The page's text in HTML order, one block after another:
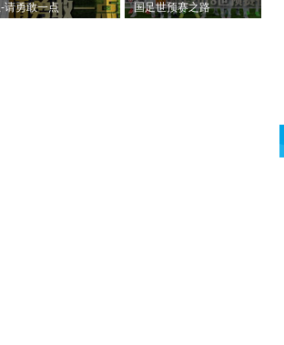
请勇敢一点 国足世预赛之路